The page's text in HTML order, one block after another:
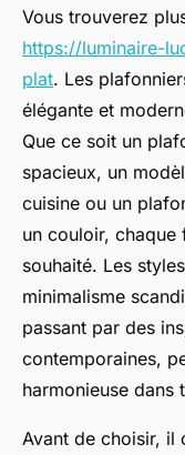
Vous trouverez
https://luminaire-
plat. Les
élégante et
Que ce soit un
spacieux, un
cuisine ou un
un couloir, chaque
souhaité. Les
minimalisme
passant par des
contemporaines,
harmonieuse dans
Avant de choisir, il